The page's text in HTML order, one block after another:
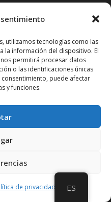
utilizamos tecnologías como las
la información del dispositivo. El
permitirá procesar datos
o las identificaciones únicas
puede afectar
y funciones.
de privacidad
a
ES